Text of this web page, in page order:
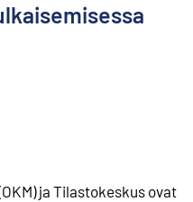
ja Tilastokeskus ovat